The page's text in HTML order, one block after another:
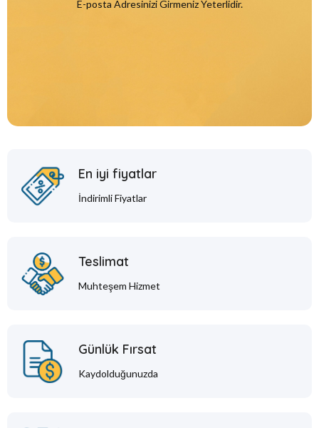
E-posta Adresinizi Girmeniz Yeterlidir.
En iyi fiyatlar
İndirimli Fiyatlar
Teslimat
Muhteşem Hizmet
Günlük Fırsat
Kaydolduğunuzda